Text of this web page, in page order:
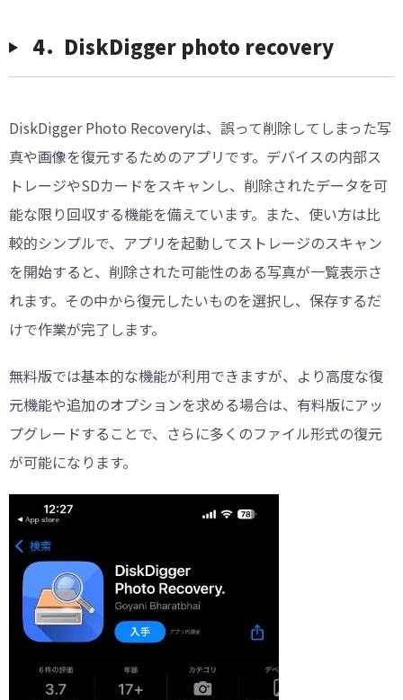
︎4．DiskDigger photo recovery
DiskDigger Photo Recoveryは、誤って削除してしまった写
真や画像を復元するためのアプリです。デバイスの内部ス
トレージやSDカードをスキャンし、削除されたデータを可
能な限り回収する機能を備えています。また、使い方は比
較的シンプルで、アプリを起動してストレージのスキャン
を開始すると、削除された可能性のある写真が一覧表示さ
れます。その中から復元したいものを選択し、保存するだ
けで作業が完了します。
無料版では基本的な機能が利用できますが、より高度な復
元機能や追加のオプションを求める場合は、有料版にアッ
プグレードすることで、さらに多くのファイル形式の復元
が可能になります。